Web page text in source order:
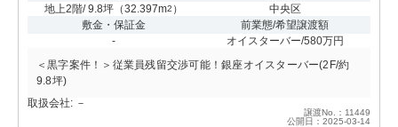
地上2階/ 9.8坪（32.397m2 ）
中央区
敷金・保証金
-
前業態/希望譲渡額
オイスターバー/580万円
＜黒字案件！＞従業員残留交渉可能！銀座オイスターバー(2F/約
9.8坪)
取扱会社: －
譲渡No.：11449
公開日：2025-03-14